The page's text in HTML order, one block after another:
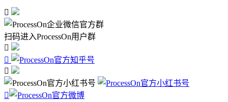

扫码进入ProcessOn用户群



